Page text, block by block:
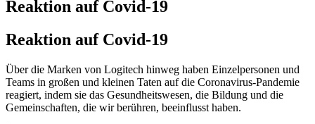
Reaktion auf Covid-19
Reaktion auf Covid-19
Über die Marken von Logitech hinweg haben Einzelpersonen und
Teams in großen und kleinen Taten auf die Coronavirus-Pandemie
reagiert, indem sie das Gesundheitswesen, die Bildung und die
Gemeinschaften, die wir berühren, beeinflusst haben.